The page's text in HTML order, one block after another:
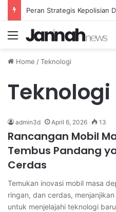
Menu
Home /Teknologi
Teknologi
admin3d April 6, 2026 13
Rancangan Mobil
Tembus Pandang
Cerdas
Temukan inovasi mobil masa
ringan, dan cerdas,
untuk menjelajahi teknologi